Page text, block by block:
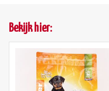
Bekijk hier: